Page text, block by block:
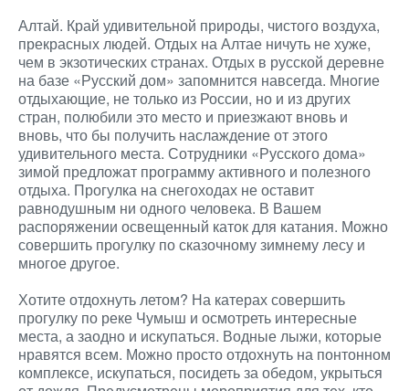
Алтай. Край удивительной природы, чистого воздуха,
прекрасных людей. Отдых на Алтае ничуть не хуже,
чем в экзотических странах. Отдых в русской деревне
на базе «Русский дом» запомнится навсегда. Многие
отдыхающие, не только из России, но и из других
стран, полюбили это место и приезжают вновь и
вновь, что бы получить наслаждение от этого
удивительного места. Сотрудники «Русского дома»
зимой предложат программу активного и полезного
отдыха. Прогулка на снегоходах не оставит
равнодушным ни одного человека. В Вашем
распоряжении освещенный каток для катания. Можно
совершить прогулку по сказочному зимнему лесу и
многое другое.
Хотите отдохнуть летом? На катерах совершить
прогулку по реке Чумыш и осмотреть интересные
места, а заодно и искупаться. Водные лыжи, которые
нравятся всем. Можно просто отдохнуть на понтонном
комплексе, искупаться, посидеть за обедом, укрыться